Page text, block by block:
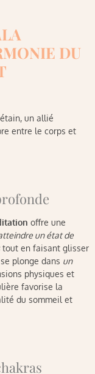
DU
un allié
entre le corps et
offre une
un état de
tout en faisant glisser
plonge dans un
physiques et
favorise la
du sommeil et